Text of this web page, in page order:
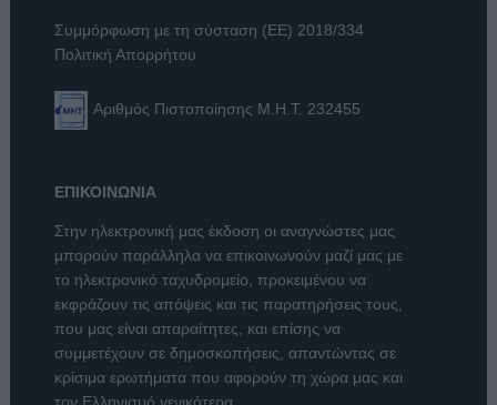
Συμμόρφωση με τη σύσταση (ΕΕ) 2018/334
Πολιτική Απορρήτου
Αριθμός Πιστοποίησης Μ.Η.Τ. 232455
ΕΠΙΚΟΙΝΩΝΙΑ
Στην ηλεκτρονική μας έκδοση οι αναγνώστες μας
μπορούν παράλληλα να επικοινωνούν μαζί μας με
το ηλεκτρονικό ταχυδρομείο, προκειμένου να
εκφράζουν τις απόψεις και τις παρατηρήσεις τους,
που μας είναι απαραίτητες, και επίσης να
συμμετέχουν σε δημοσκοπήσεις, απαντώντας σε
κρίσιμα ερωτήματα που αφορούν τη χώρα μας και